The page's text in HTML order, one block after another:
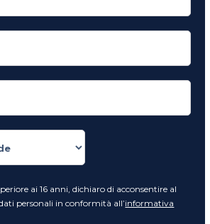
ai 16 anni, dichiaro di acconsentire al
personali in conformità all’informativa